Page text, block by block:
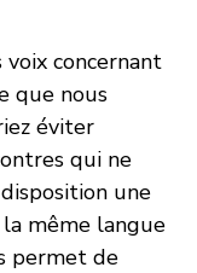
voix concernant
que nous
éviter
qui ne
une
même langue
permet de